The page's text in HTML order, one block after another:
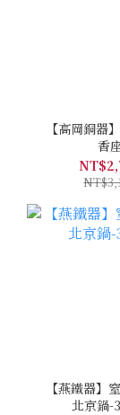
【高岡銅器
香
【燕鐵器】
北京鍋-